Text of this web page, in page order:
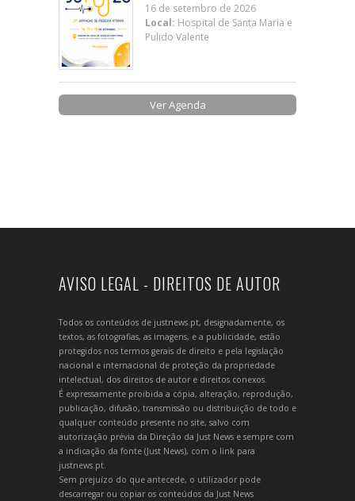
16 de setembro de 2026
Local: Hospital de Santa Maria e
Pulido Valente
Ver Agenda
AVISO LEGAL - DIREITOS DE AUTOR
Todos os conteúdos de justnews.pt, designadamente, os
textos, as fotografias, as imagens, e a publicidade, estão
protegidos nos termos gerais de direito e pela legislação
nacional e internacional de proteção da propriedade
intelectual, dos direitos de autor e direitos conexos.
É expressamente proibida a cópia, alteração, reprodução,
publicação, difusão, transmissão ou distribuição de todo e
qualquer conteúdo presente no site, salvo com
autorização prévia da Direção da Just News e sempre com
a indicação da fonte (Just News), com o link para
justnews.pt.
Sem prejuízo do que antecede, o utilizador pode
descarregar ou copiar os conteúdos da Just News